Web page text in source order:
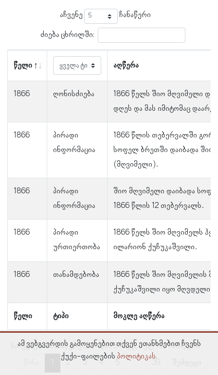
აჩვენე ჩანაწერი
ძიება ცხრილში:
წელი აღწერა
წელი ტიპი მოკლე აღწერა
1866 ღონისძიება
1866 წელს შიო მღვიმელი
დღეს და მას იმიტომაც
1866
პირადი
ინფორმაცია
1866 წლის თებერვალში
სოფელ ბრეთში დაიბადა შიო
(მღვიმელი).
1866
პირადი
ინფორმაცია
შიო მღვიმელი დაიბადა
1866 წლის 12 თებერვალს.
1866
პირადი
ურთიერთობა
1866 წელს შიო მღვიმელს
ილარიონ ქუჩუკაშვილი.
1866 თანამდებობა
1866 წელს შიო მღვიმელის
ქუჩუკაშვილი იყო მღვდელი.
ნაჩვენებია ჩანაწერები 1–დან 5–მდე, სულ 193 ჩანაწერი
2 3 4 …
ამ ვებგვერდის გამოყენებით თქვენ ეთანხმებით ჩვენს
ქუქი-ფაილების პოლიტიკას.